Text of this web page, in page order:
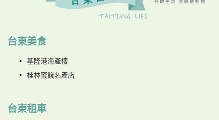
台東美食
基隆港海產樓
桂林蜜餞名產店
台東租車